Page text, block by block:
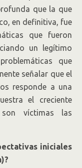
que la que
en definitiva, fue
que fueron
un legítimo
que
señalar que el
responde a una
el creciente
víctimas las
iniciales